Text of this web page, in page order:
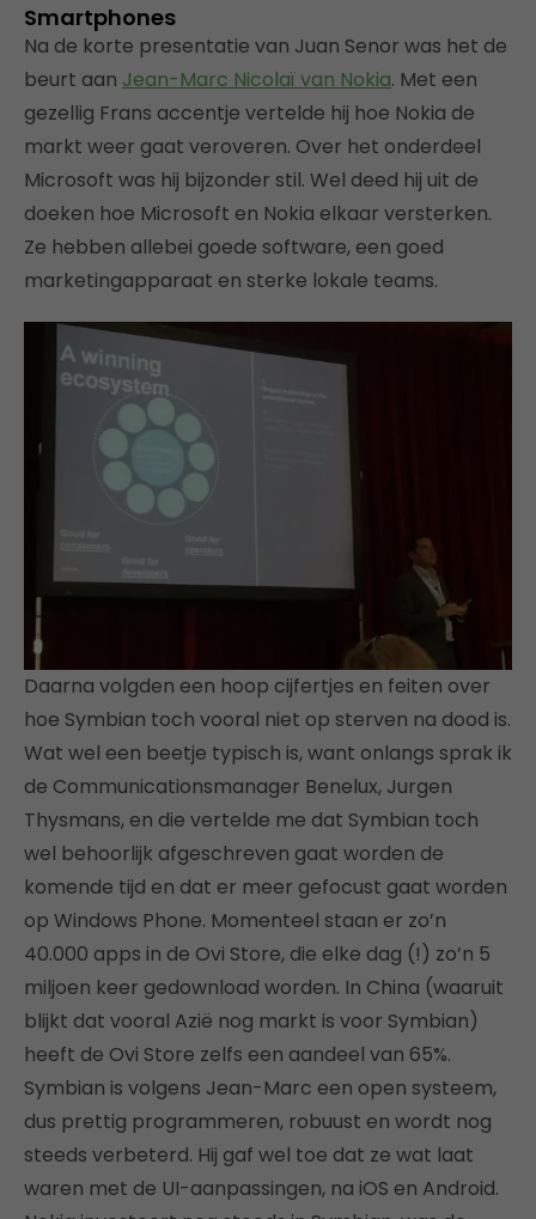
Smartphones
Na de korte presentatie van Juan Senor was het de
beurt aan Jean-Marc Nicolaï van Nokia. Met een
gezellig Frans accentje vertelde hij hoe Nokia de
markt weer gaat veroveren. Over het onderdeel
Microsoft was hij bijzonder stil. Wel deed hij uit de
doeken hoe Microsoft en Nokia elkaar versterken.
Ze hebben allebei goede software, een goed
marketingapparaat en sterke lokale teams.
Daarna volgden een hoop cijfertjes en feiten over
hoe Symbian toch vooral niet op sterven na dood is.
Wat wel een beetje typisch is, want onlangs sprak ik
de Communicationsmanager Benelux, Jurgen
Thysmans, en die vertelde me dat Symbian toch
wel behoorlijk afgeschreven gaat worden de
komende tijd en dat er meer gefocust gaat worden
op Windows Phone. Momenteel staan er zo’n
40.000 apps in de Ovi Store, die elke dag (!) zo’n 5
miljoen keer gedownload worden. In China (waaruit
blijkt dat vooral Azië nog markt is voor Symbian)
heeft de Ovi Store zelfs een aandeel van 65%.
Symbian is volgens Jean-Marc een open systeem,
dus prettig programmeren, robuust en wordt nog
steeds verbeterd. Hij gaf wel toe dat ze wat laat
waren met de UI-aanpassingen, na iOS en Android.